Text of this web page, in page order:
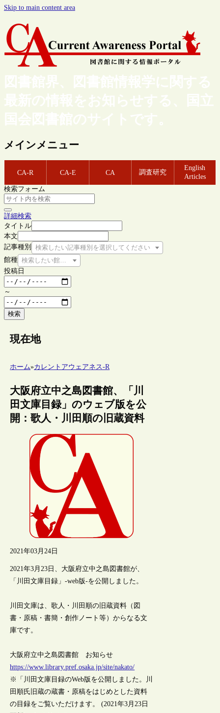
Skip to main content area
図書館界、図書館情報学に関する
最新の情報をお知らせする、国立
国会図書館のサイトです。
メインメニュー
CA-R CA-E CA 調査研究
English
Articles
検索フォーム
詳細検索
タイトル
本文
記事種別
検索したい記事種別を選択してください
館種 検索したい館種を選択してください
投稿日
～
検索
現在地
ホーム»カレントアウェアネス-R
大阪府立中之島図書館、「川
田文庫目録」のウェブ版を公
開：歌人・川田順の旧蔵資料
2021年03月24日
2021年3月23日、大阪府立中之島図書館が、
「川田文庫目録」-web版-を公開しました。
川田文庫は、歌人・川田順の旧蔵資料（図
書・原稿・書簡・創作ノート等）からなる文
庫です。
大阪府立中之島図書館 お知らせ
https://www.library.pref.osaka.jp/site/nakato/
※「川田文庫目録のWeb版を公開しました。川
田順氏旧蔵の蔵書・原稿をはじめとした資料
の目録をご覧いただけます。 (2021年3月23日